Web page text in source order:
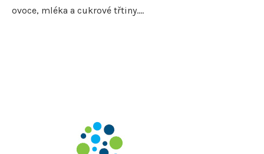
ovoce, mléka a cukrové třtiny.…